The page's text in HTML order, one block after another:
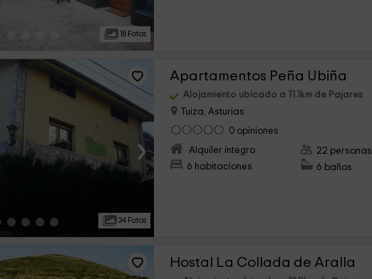
18 Fotos
›
34 Fotos
Apartamentos Peña Ubiña
Alojamiento ubicado a 11.1km de Pajares
Tuiza, Asturias
0 opiniones
Alquiler íntegro
6 habitaciones
22 personas
6 baños
Hostal La Collada de Aralla